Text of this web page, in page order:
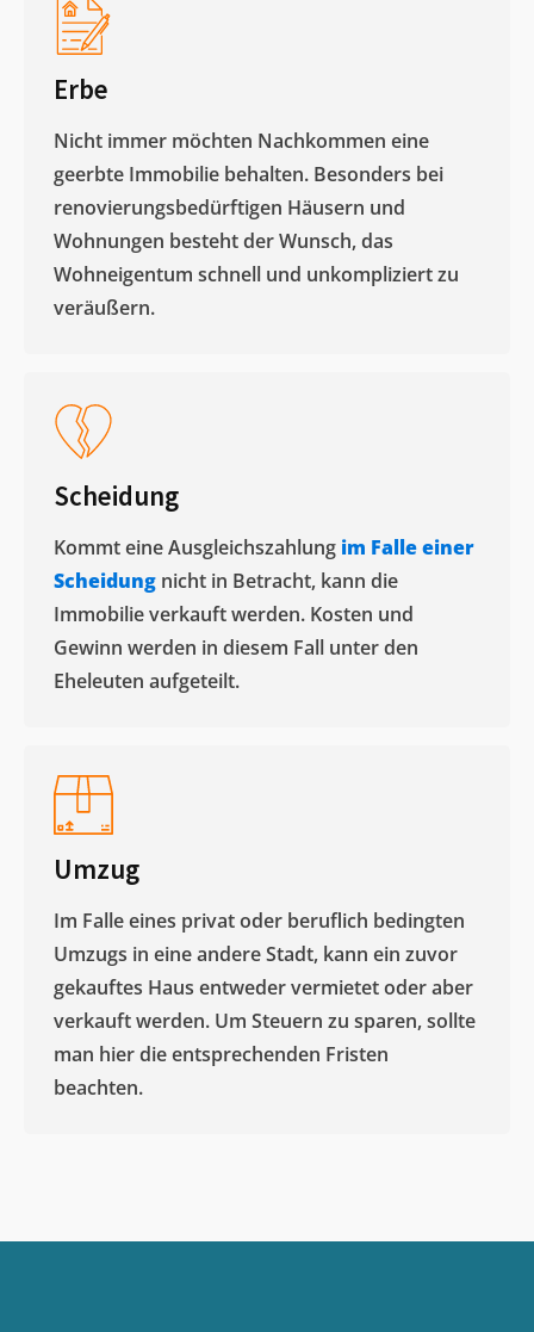
Erbe
Nicht immer möchten Nachkommen eine
geerbte Immobilie behalten. Besonders bei
renovierungsbedürftigen Häusern und
Wohnungen besteht der Wunsch, das
Wohneigentum schnell und unkompliziert zu
veräußern. ​
Scheidung
Kommt eine Ausgleichszahlung im Falle einer
Scheidung nicht in Betracht, kann die
Immobilie verkauft werden. Kosten und
Gewinn werden in diesem Fall unter den
Eheleuten aufgeteilt.​
Umzug
Im Falle eines privat oder beruflich bedingten
Umzugs in eine andere Stadt, kann ein zuvor
gekauftes Haus entweder vermietet oder aber
verkauft werden. Um Steuern zu sparen, sollte
man hier die entsprechenden Fristen
beachten.